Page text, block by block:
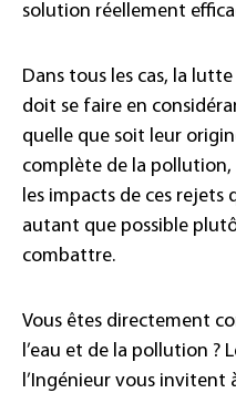
solution réellement
Dans tous les cas, la
doit se faire en
quelle que soit leur
complète de la
les impacts de ces rejets
autant que possible
combattre.
Vous êtes directement
l’eau et de la pollution ?
l’Ingénieur vous invitent